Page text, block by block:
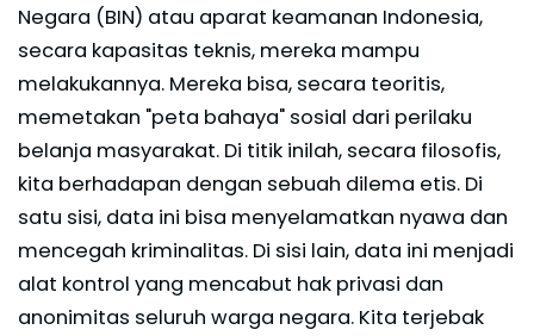
Negara (BIN) atau aparat keamanan Indonesia,
secara kapasitas teknis, mereka mampu
melakukannya. Mereka bisa, secara teoritis,
memetakan "peta bahaya" sosial dari perilaku
belanja masyarakat. Di titik inilah, secara filosofis,
kita berhadapan dengan sebuah dilema etis. Di
satu sisi, data ini bisa menyelamatkan nyawa dan
mencegah kriminalitas. Di sisi lain, data ini menjadi
alat kontrol yang mencabut hak privasi dan
anonimitas seluruh warga negara. Kita terjebak